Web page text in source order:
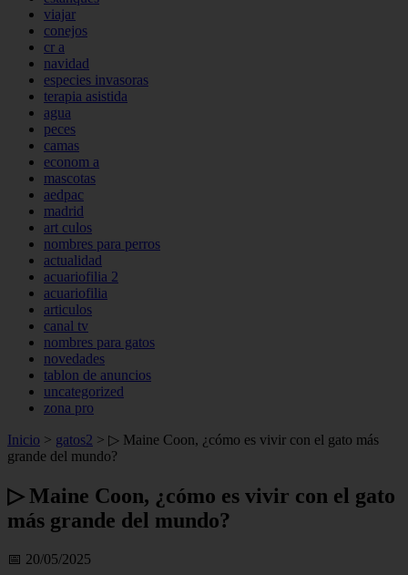
viajar
conejos
cr a
navidad
especies invasoras
terapia asistida
agua
peces
camas
econom a
mascotas
aedpac
madrid
art culos
nombres para perros
actualidad
acuariofilia 2
acuariofilia
articulos
canal tv
nombres para gatos
novedades
tablon de anuncios
uncategorized
zona pro
Inicio > gatos2 > ▷ Maine Coon, ¿cómo es vivir con el gato más
grande del mundo?
▷ Maine Coon, ¿cómo es vivir con el gato
más grande del mundo?
📅 20/05/2025